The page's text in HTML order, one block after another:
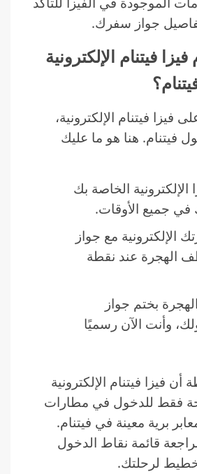
جواز سفرك.
فيتنام الإلكترونية
فيتنام الإلكترونية،
فيتنام. هنا هو ما عليك
الإلكترونية الخاصة بك
في جميع الأوقات.
الإلكترونية مع جواز
الهجرة عند نقطة
بختم جواز
وأنت الآن رسميًا
فيزا فيتنام الإلكترونية
فقط للدخول في مطارات
برية معينة في فيتنام.
قائمة نقاط الدخول
لرحلتك.